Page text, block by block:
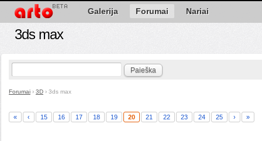
Galerija Forumai Nariai
3ds max
Paieška
Forumai › 3D › 3ds max
« ‹ 15 16 17 18 19 20 21 22 23 24 25 › »